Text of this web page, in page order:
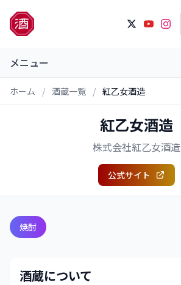
メニュー
ホーム / 酒蔵一覧 / 紅乙女酒造
紅乙女酒造
株式会社紅乙女酒造
公式サイト
焼酎
酒蔵について